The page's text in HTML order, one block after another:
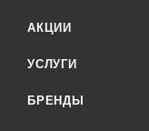
АКЦИИ
УСЛУГИ
БРЕНДЫ